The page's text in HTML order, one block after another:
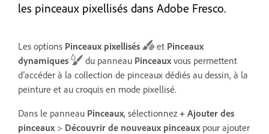
les pinceaux pixellisés dans Adobe Fresco.
Les options Pinceaux pixellisés et Pinceaux
dynamiques
du panneau Pinceauxvous permettent
d’accéder à la collection de pinceaux dédiés au dessin, à la
peinture et au croquis en mode pixellisé.
Dans le panneau Pinceaux, sélectionnez+ Ajouter des
pinceaux> Découvrir de nouveaux pinceauxpour ajouter